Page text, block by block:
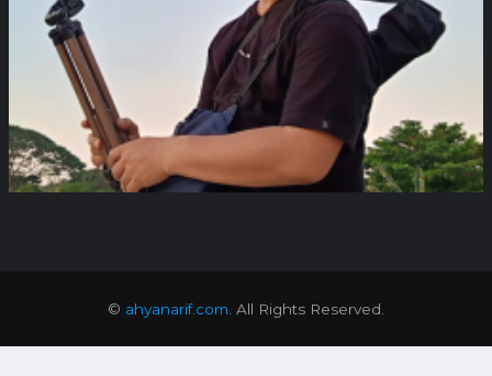
© ahyanarif.com. All Rights Reserved.